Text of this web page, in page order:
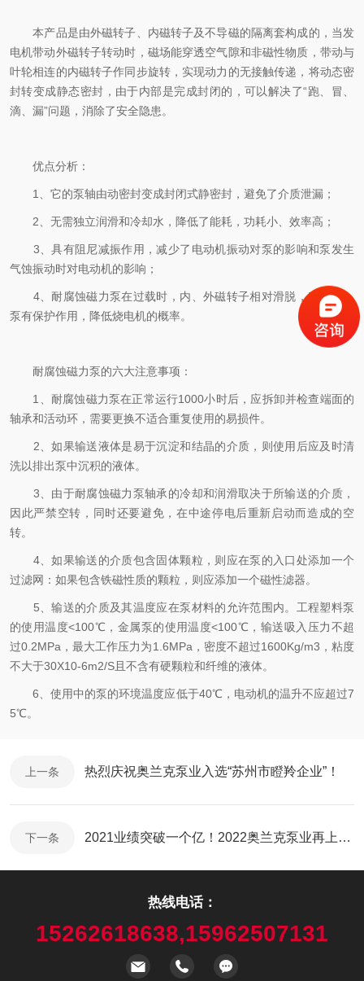
本产品是由外磁转子、内磁转子及不导磁的隔离套构成的，当发
电机带动外磁转子转动时，磁场能穿透空气隙和非磁性物质，带动与
叶轮相连的内磁转子作同步旋转，实现动力的无接触传递，将动态密
封转变成静态密封，由于内部是完成封闭的，可以解决了“跑、冒、
滴、漏”问题，消除了安全隐患。
优点分析：
1、它的泵轴由动密封变成封闭式静密封，避免了介质泄漏；
2、无需独立润滑和冷却水，降低了能耗，功耗小、效率高；
3、具有阻尼减振作用，减少了电动机振动对泵的影响和泵发生
气蚀振动时对电动机的影响；
4、耐腐蚀磁力泵在过载时，内、外磁转子相对滑脱，对电机、
泵有保护作用，降低烧电机的概率。
耐腐蚀磁力泵的六大注意事项：
1、耐腐蚀磁力泵在正常运行1000小时后，应拆卸并检查端面的
轴承和活动环，需要更换不适合重复使用的易损件。
2、如果输送液体是易于沉淀和结晶的介质，则使用后应及时清
洗以排出泵中沉积的液体。
3、由于耐腐蚀磁力泵轴承的冷却和润滑取决于所输送的介质，
因此严禁空转，同时还要避免，在中途停电后重新启动而造成的空
转。
4、如果输送的介质包含固体颗粒，则应在泵的入口处添加一个
过滤网：如果包含铁磁性质的颗粒，则应添加一个磁性滤器。
5、输送的介质及其温度应在泵材料的允许范围内。工程塑料泵
的使用温度<100℃，金属泵的使用温度<100℃，输送吸入压力不超
过0.2MPa，最大工作压力为1.6MPa，密度不超过1600Kg/m3，粘度
不大于30X10-6m2/S且不含有硬颗粒和纤维的液体。
6、使用中的泵的环境温度应低于40℃，电动机的温升不应超过7
5℃。
上一条 热烈庆祝奥兰克泵业入选“苏州市瞪羚企业”！
下一条 2021业绩突破一个亿！2022奥兰克泵业再上“硬菜”
热线电话：
15262618638,15962507131